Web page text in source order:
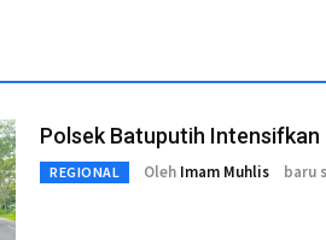
Polsek Batuputih
REGIONAL Oleh Imam Muhlis baru